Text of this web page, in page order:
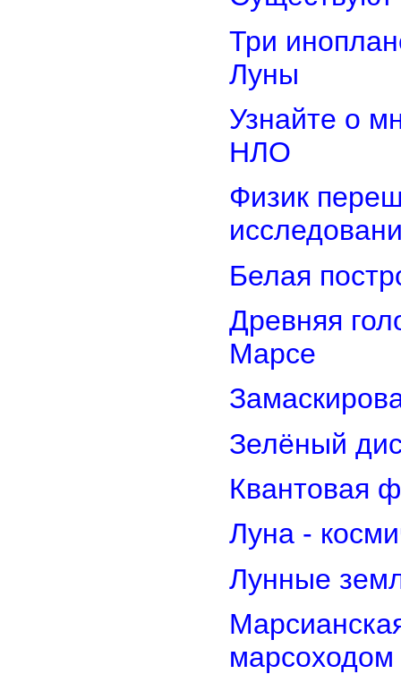
Три
Луны
Узнайте о
НЛО
Физик
Белая
Древняя
Марсе
Зелёный
Квантовая
Луна -
Лунные
марсоходом